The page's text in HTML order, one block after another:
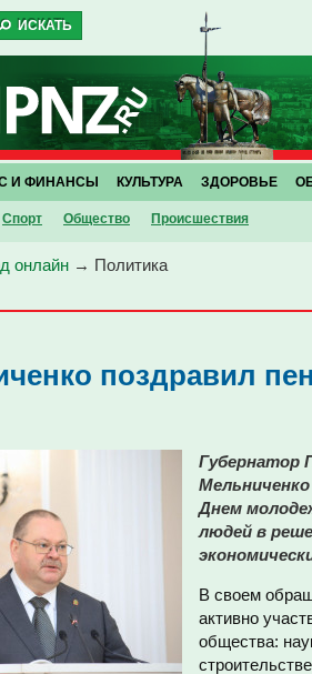
Спорт Общество Проиcшествия
И ФИНАНСЫ КУЛЬТУРА ЗДОРОВЬЕ
онлайн → Политика
поздравил
Губернатор
Днем
людей в
В своем
активно
общества: